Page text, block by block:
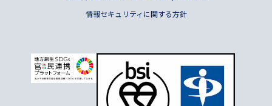
情報セキュリティに関する方針